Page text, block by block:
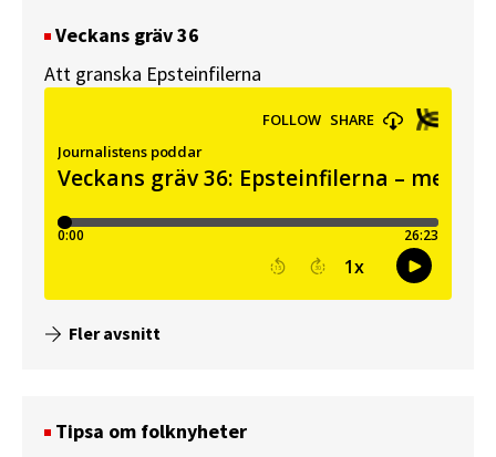
Veckans gräv 36
Att granska Epsteinfilerna
Fler avsnitt
Tipsa om folknyheter